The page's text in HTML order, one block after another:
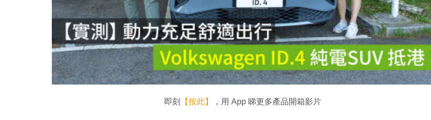
放
影
片
即刻 【按此】 ，用 App 睇更多產品開箱影片